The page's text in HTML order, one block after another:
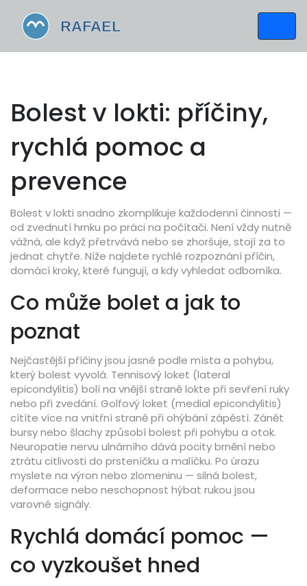
Bolest v lokti: příčiny,
rychlá pomoc a
prevence
Bolest v lokti snadno zkomplikuje každodenní činnosti —
od zvednutí hrnku po práci na počítači. Není vždy nutně
vážná, ale když přetrvává nebo se zhoršuje, stojí za to
jednat chytře. Níže najdete rychlé rozpoznání příčin,
domácí kroky, které fungují, a kdy vyhledat odborníka.
Co může bolet a jak to
poznat
Nejčastější příčiny jsou jasné podle místa a pohybu,
který bolest vyvolá. Tennisový loket (lateral
epicondylitis) bolí na vnější straně lokte při sevření ruky
nebo při zvedání. Golfový loket (medial epicondylitis)
cítíte více na vnitřní straně při ohýbání zápěstí. Zánět
bursy nebo šlachy způsobí bolest při pohybu a otok.
Neuropatie nervu ulnárního dává pocity brnění nebo
ztrátu citlivosti do prsteníčku a malíčku. Po úrazu
myslete na výron nebo zlomeninu — silná bolest,
deformace nebo neschopnost hýbat rukou jsou
varovné signály.
Rychlá domácí pomoc —
co vyzkoušet hned